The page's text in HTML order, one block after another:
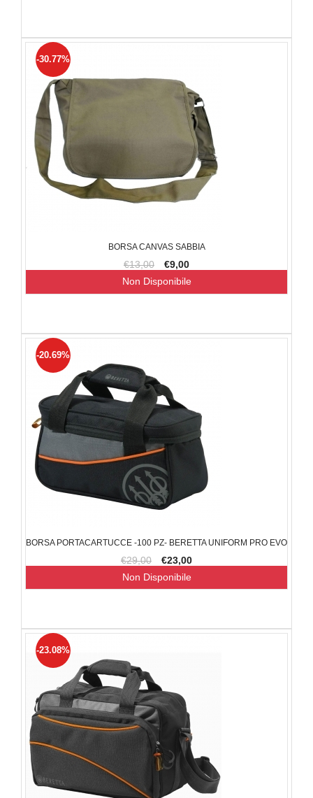
BORSA CANVAS SABBIA
€13,00 €9,00
-30.77%
Non Disponibile
BORSA PORTACARTUCCE -100 PZ- BERETTA UNIFORM PRO EVO
€29,00 €23,00
-20.69%
Non Disponibile
-23.08%